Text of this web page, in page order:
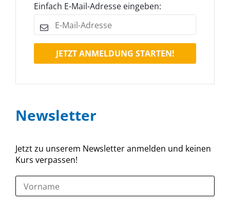
Newsletter
Jetzt zu unserem Newsletter anmelden und keinen
Kurs verpassen!
Einfach E-Mail-Adresse eingeben:
JETZT ANMELDUNG STARTEN!